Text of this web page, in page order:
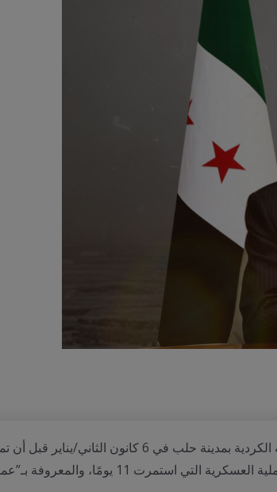
تشهد المواجهات المتقطّعة بين القوات السورية وقوات سوريا الديمقراطية (قسد)، والتي اندلعت في الأحياء ذات الغالبية الكردية بمدينة
إلى مناطق شرق نهر الفرات، منحىً يتجه نحو التهدئة والتسوية. وتأتي هذه التطورات في سياق يعيد إلى الأذهان زخم العملية